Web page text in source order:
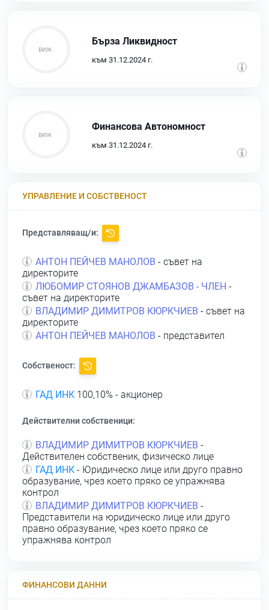
Бърза Ликвидност
към 31.12.2024 г.
Финансова Автономност
към 31.12.2024 г.
УПРАВЛЕНИЕ И СОБСТВЕНОСТ
Представляващ/и:
АНТОН ПЕЙЧЕВ МАНОЛОВ - съвет на
директорите
ЛЮБОМИР СТОЯНОВ ДЖАМБАЗОВ - ЧЛЕН -
съвет на директорите
ВЛАДИМИР ДИМИТРОВ КЮРКЧИЕВ - съвет на
директорите
АНТОН ПЕЙЧЕВ МАНОЛОВ - представител
Собственост:
ГАД ИНК 100,10% - акционер
Действителни собственици:
ВЛАДИМИР ДИМИТРОВ КЮРКЧИЕВ -
Действителен собственик, физическо лице
ГАД ИНК - Юридическо лице или друго правно
образувание, чрез което пряко се упражнява
контрол
ВЛАДИМИР ДИМИТРОВ КЮРКЧИЕВ -
Представители на юридическо лице или друго
правно образувание, чрез което пряко се
упражнява контрол
ФИНАНСОВИ ДАННИ